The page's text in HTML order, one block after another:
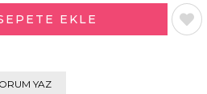
YAZ